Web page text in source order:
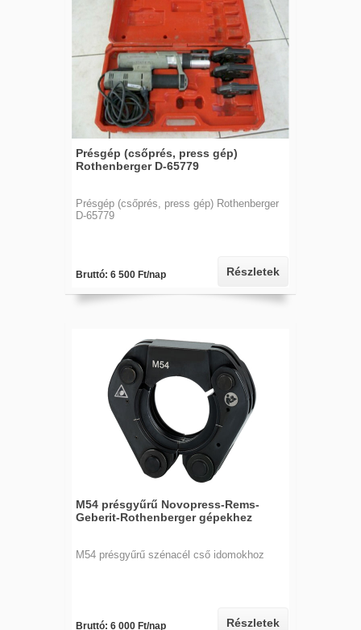
Présgép (csőprés, press gép)
Rothenberger D-65779
Présgép (csőprés, press gép) Rothenberger
D-65779
Bruttó: 6 500 Ft/nap Részletek
M54 présgyűrű Novopress-Rems-
Geberit-Rothenberger gépekhez
M54 présgyűrű szénacél cső idomokhoz
Bruttó: 6 000 Ft/nap Részletek